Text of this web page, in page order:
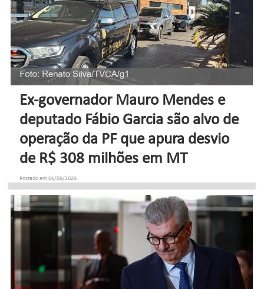
Ex-governador Mauro Mendes e
deputado Fábio Garcia são alvo de
operação da PF que apura desvio
de R$ 308 milhões em MT
Postado em 06/08/2026